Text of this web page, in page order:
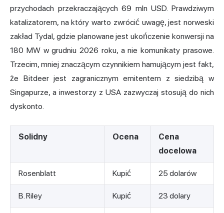
przychodach przekraczających 69 mln USD. Prawdziwym
katalizatorem, na który warto zwrócić uwagę, jest norweski
zakład Tydal, gdzie planowane jest ukończenie konwersji na
180 MW w grudniu 2026 roku, a nie komunikaty prasowe.
Trzecim, mniej znaczącym czynnikiem hamującym jest fakt,
że Bitdeer jest zagranicznym emitentem z siedzibą w
Singapurze, a inwestorzy z USA zazwyczaj stosują do nich
dyskonto.
Solidny Ocena
Cena
docelowa
Rosenblatt Kupić 25 dolarów
B. Riley Kupić 23 dolary